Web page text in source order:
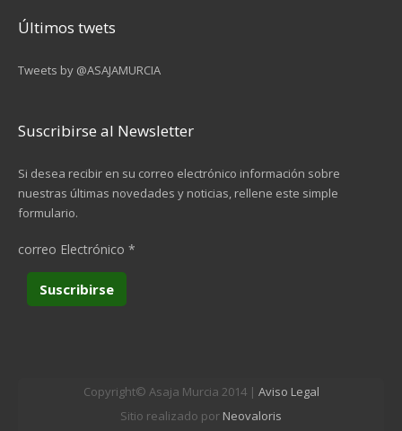
Últimos twets
Tweets by @ASAJAMURCIA
Suscribirse al Newsletter
Si desea recibir en su correo electrónico información sobre
nuestras últimas novedades y noticias, rellene este simple
formulario.
correo Electrónico *
Copyright© Asaja Murcia 2014 | Aviso Legal
Sitio realizado por Neovaloris